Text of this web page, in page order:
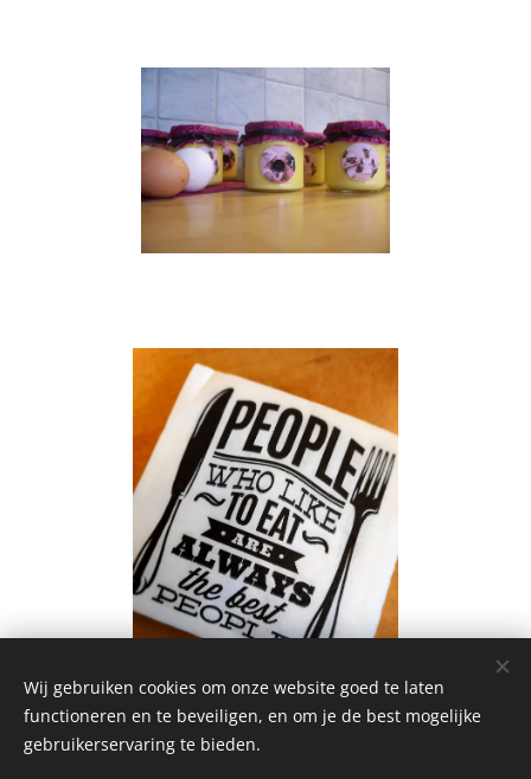
Wij gebruiken cookies om onze website goed te laten
functioneren en te beveiligen, en om je de best mogelijke
gebruikerservaring te bieden.